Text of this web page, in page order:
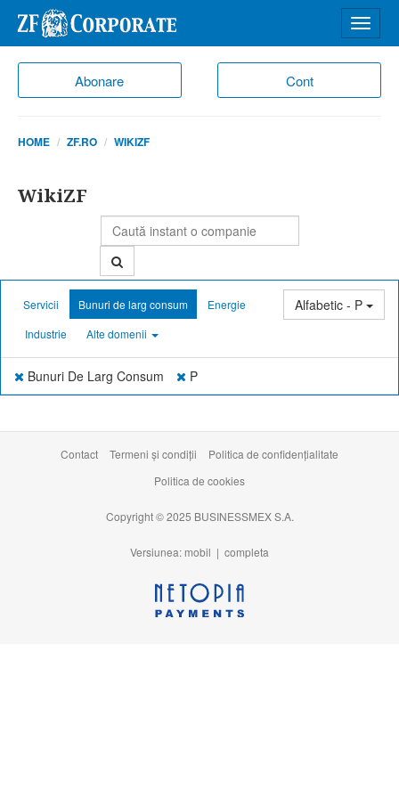
Abonare Cont
meniu
HOME ZF.RO WIKIZF
WikiZF
Alfabetic - P
Servicii Bunuri de larg consum
Energie
Industrie
Alte domenii
Bunuri De Larg Consum P
Contact Termeni şi condiţii
Politica de confidențialitate
Politica de cookies
Copyright © 2025 BUSINESSMEX S.A.
Versiunea: mobil | completa